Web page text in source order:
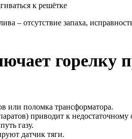
к решётке
– отсутствие запаха,
горелку
или поломка трансформатора.
приводит к недостаточному
газу.
датчик тяги.